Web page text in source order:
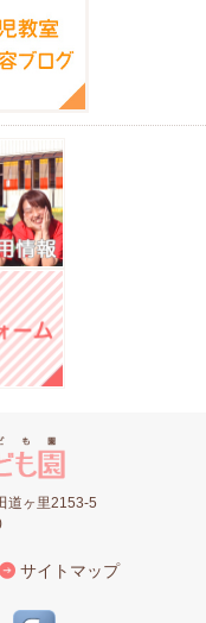
道ヶ里2153-5
サイトマップ